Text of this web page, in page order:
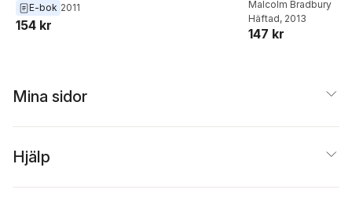
E-bok 2011
154 kr
Malcolm Bradbury
Häftad, 2013
147 kr
Mina sidor
Hjälp